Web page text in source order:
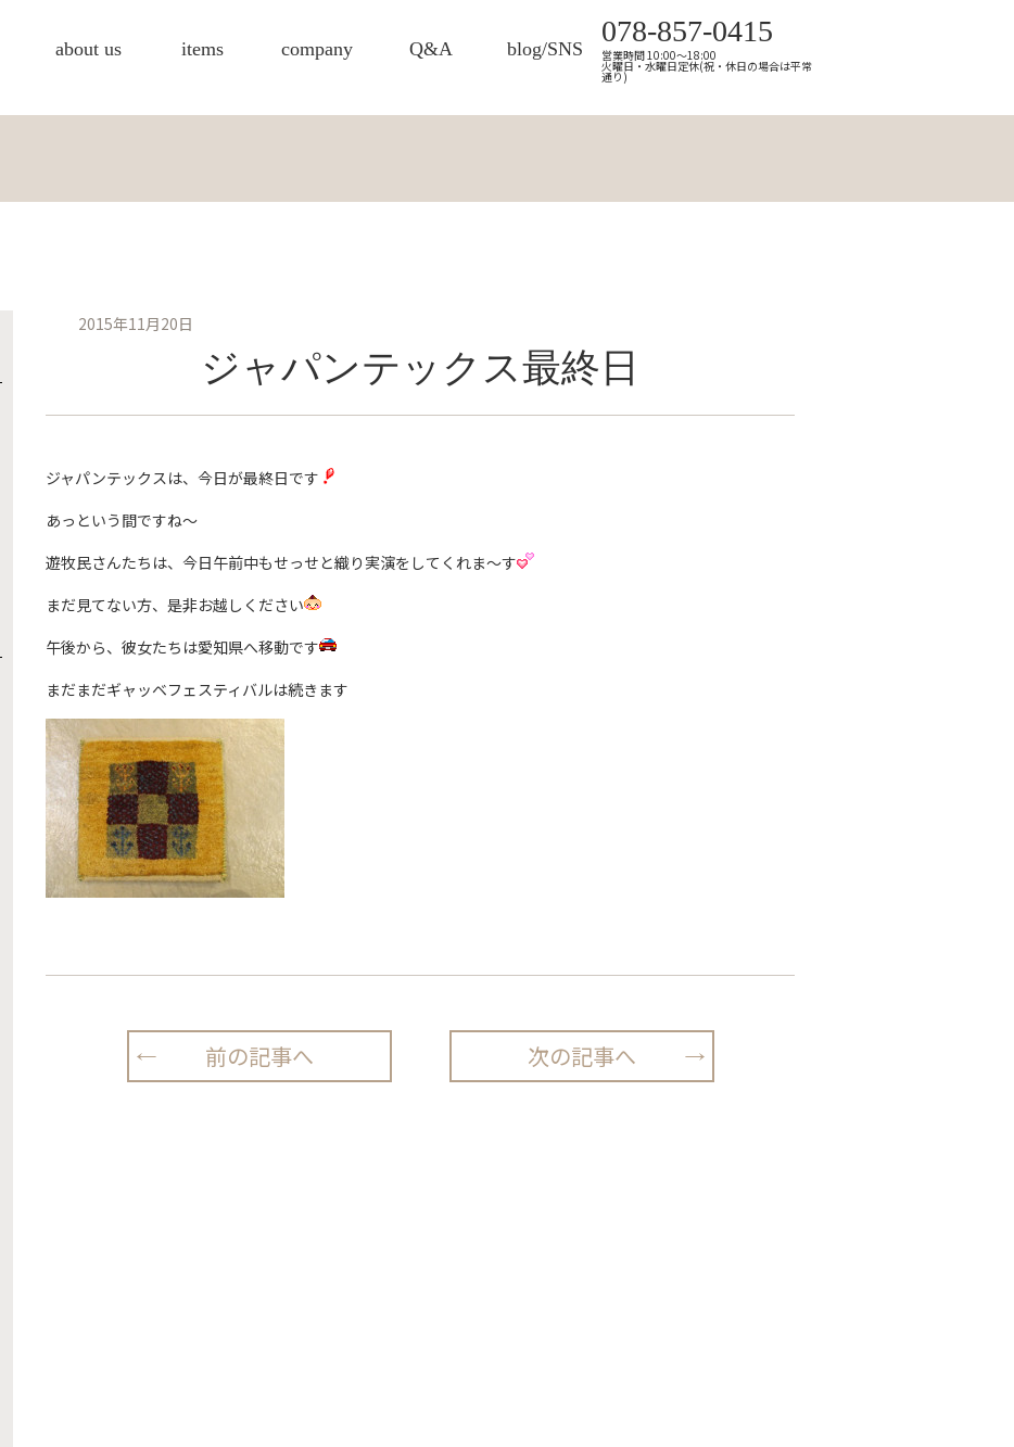
about us items company Q&A blog/SNS
078-857-0415
営業時間 10:00～18:00
火曜日・水曜日定休(祝・休日の場合は平常
通り)
2015年11月20日
ジャパンテックス最終日
ジャパンテックスは、今日が最終日です
あっという間ですね〜
遊牧民さんたちは、今日午前中もせっせと織り実演をしてくれま〜す
まだ見てない方、是非お越しください
午後から、彼女たちは愛知県へ移動です
まだまだギャッベフェスティバルは続きます
前の記事へ 次の記事へ